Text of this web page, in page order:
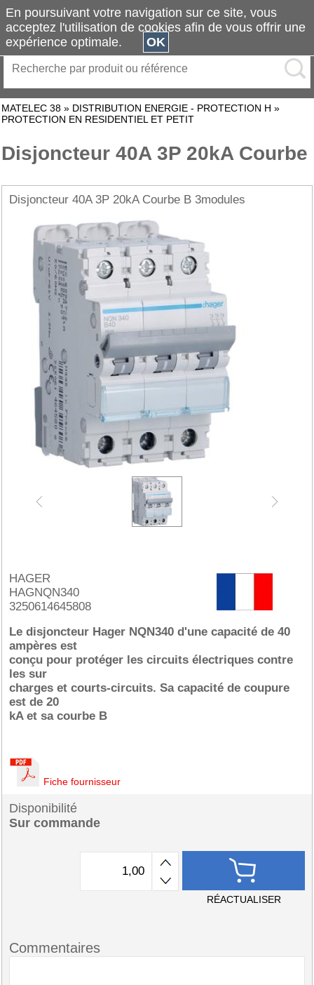
MATELEC 38 » DISTRIBUTION ENERGIE - PROTECTION H »
PROTECTION EN RESIDENTIEL ET PETIT
Disjoncteur 40A 3P 20kA Courbe
Disjoncteur 40A 3P 20kA Courbe B 3modules
HAGER
HAGNQN340
3250614645808
Le disjoncteur Hager NQN340 d'une capacité de 40
ampères est
conçu pour protéger les circuits électriques contre
les sur
charges et courts-circuits. Sa capacité de coupure
est de 20
kA et sa courbe B
Fiche fournisseur
Disponibilité
Sur commande
RÉACTUALISER
Commentaires
En poursuivant votre navigation sur ce site, vous
acceptez l'utilisation de cookies afin de vous offrir une
expérience optimale.
OK